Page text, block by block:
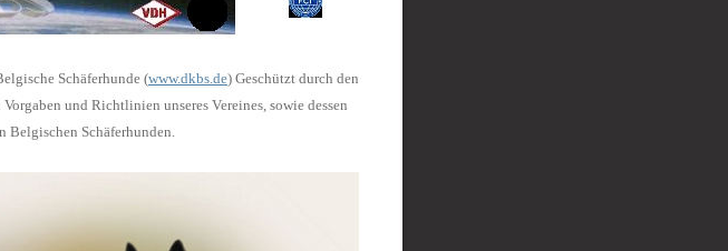
Schäferhunde (www.dkbs.de) Geschützt durch den
und Richtlinien unseres Vereines, sowie dessen
Schäferhunden.